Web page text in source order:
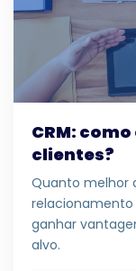
CRM:
clientes?
Quanto melhor
relacionamento
ganhar
alvo.